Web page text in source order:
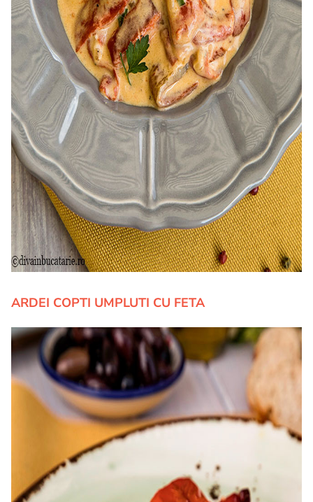
ARDEI COPTI UMPLUTI CU FETA